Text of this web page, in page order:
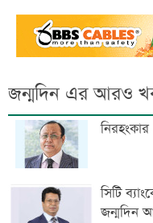
জন্মদিন এর আরও
সিটি
জন্মদিন